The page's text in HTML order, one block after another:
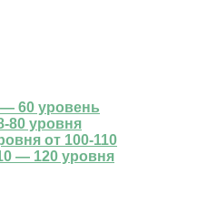
— 60 уровень
80 уровня
от 100-110
— 120 уровня